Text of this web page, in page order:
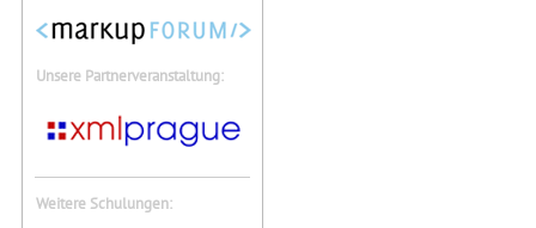
Unsere Partnerveranstaltung:
Weitere Schulungen: